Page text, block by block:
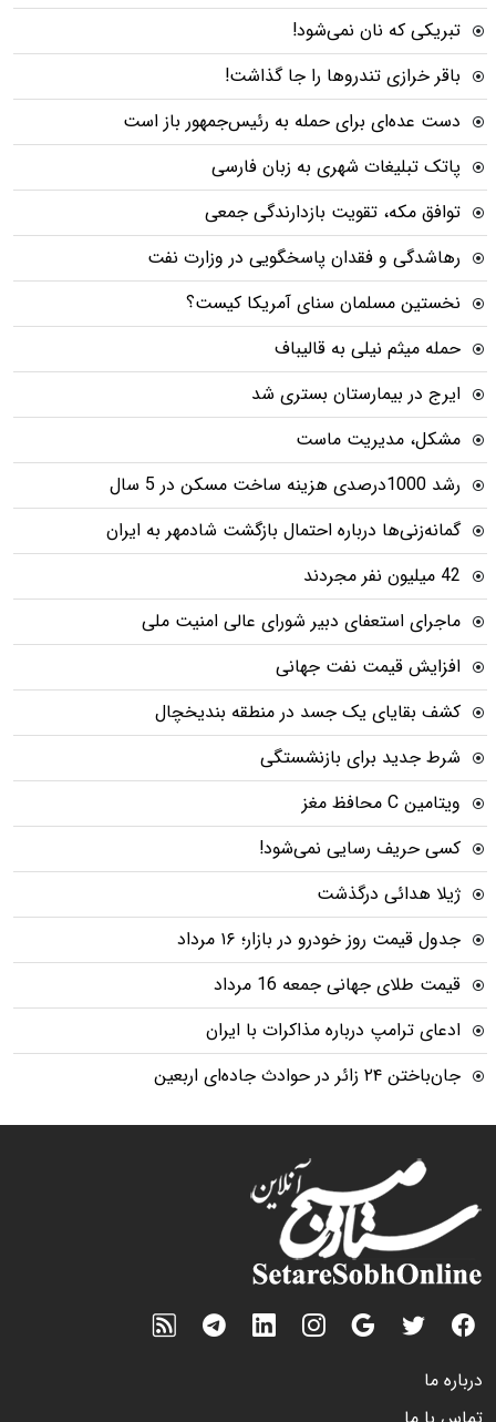
تبریکی که نان نمی‌شود!
باقر خرازی تندروها را جا گذاشت!
دست عده‌ای برای حمله به رئیس‌جمهور باز است
پاتک تبلیغات شهری به زبان فارسی
توافق مکه، تقویت بازدارندگی جمعی
رهاشدگی و فقدان پاسخگویی در وزارت نفت
نخستین مسلمان سنای آمریکا کیست؟
حمله میثم نیلی به قالیباف
ایرج در بیمارستان بستری شد
مشکل، مدیریت ماست
رشد 1000درصدی هزینه ساخت مسکن در 5 سال
گمانه‌زنی‌ها درباره احتمال بازگشت شادمهر به ایران
42 میلیون نفر مجردند
ماجرای استعفای دبیر شورای عالی امنیت ملی
افزایش قیمت نفت جهانی
کشف بقایای یک جسد در منطقه بندیخچال
شرط جدید برای بازنشستگی
ویتامین C محافظ مغز
کسی حریف رسایی نمی‌شود!
ژیلا هدائی درگذشت
جدول قیمت روز خودرو در بازار؛ ۱۶ مرداد
قیمت طلای جهانی جمعه 16 مرداد
ادعای ترامپ درباره مذاکرات با ایران
جان‌باختن ۲۴ زائر در حوادث جاده‌ای اربعین
درباره ما